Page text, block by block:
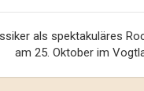
als spektakuläres
am 25. Oktober im